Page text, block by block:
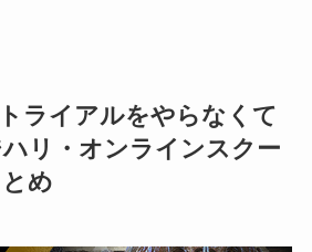
ライアルをやらなくて
リ・オンラインスクー
め